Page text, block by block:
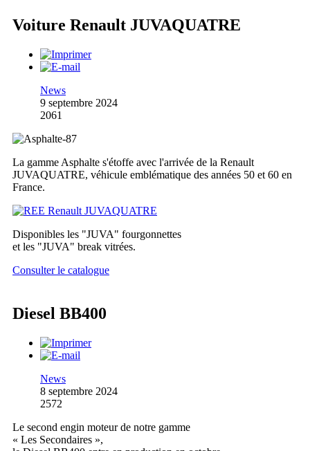
Voiture Renault JUVAQUATRE
News
9 septembre 2024
2061
La gamme Asphalte s'étoffe avec l'arrivée de la Renault
JUVAQUATRE, véhicule emblématique des années 50 et 60 en
France.
Disponibles les "JUVA" fourgonnettes
et les "JUVA" break vitrées.
Consulter le catalogue
Diesel BB400
News
8 septembre 2024
2572
Le second engin moteur de notre gamme
« Les Secondaires »,